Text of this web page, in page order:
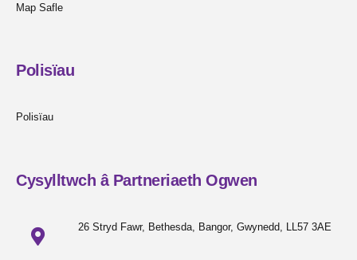
Map Safle
Polisïau
Polisïau
Cysylltwch â Partneriaeth Ogwen
26 Stryd Fawr, Bethesda, Bangor, Gwynedd, LL57 3AE